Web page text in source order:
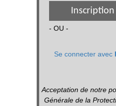
- OU -
Se connecter avec
Acceptation de notre
Générale de la